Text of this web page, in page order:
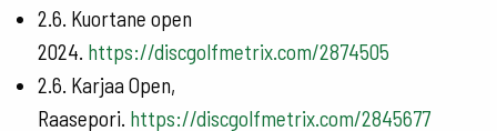
2.6. Kuortane open
2024. https://discgolfmetrix.com/2874505
2.6. Karjaa Open,
Raasepori. https://discgolfmetrix.com/2845677